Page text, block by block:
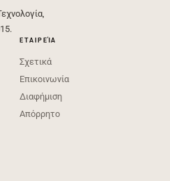
ΕΤΑΙΡΕΊΑ
Σχετικά
Επικοινωνία
Διαφήμιση
Απόρρητο